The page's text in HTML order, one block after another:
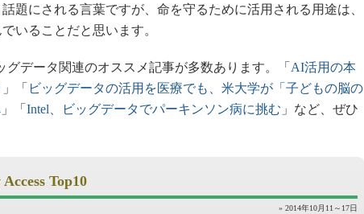
題にされる言葉ですが、命を守るために活用される用途は、
いることだと思います。
グデータ関連のオススメ記事が多数あります。「 AI活用の本
」「 ビッグデータの活用を医療でも、米大学が「子どもの脳の
」「 Intel、ビッグデータでパーキンソン病に挑む 」など、ぜひ
Top10
» 2014年10月11～17日